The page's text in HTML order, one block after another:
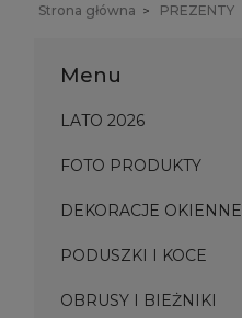
Strona główna PREZENTY
Menu
LATO 2026
FOTO PRODUKTY
DEKORACJE OKIENNE
PODUSZKI I KOCE
OBRUSY I BIEŻNIKI